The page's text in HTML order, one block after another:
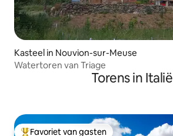
Kasteel in Nouvion-sur-Meuse
Watertoren van Triage
Torens in Italië
Favoriet van gasten